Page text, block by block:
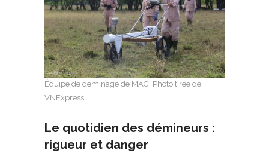
Équipe de déminage de MAG. Photo tirée de
VNExpress.
Le quotidien des démineurs :
rigueur et danger